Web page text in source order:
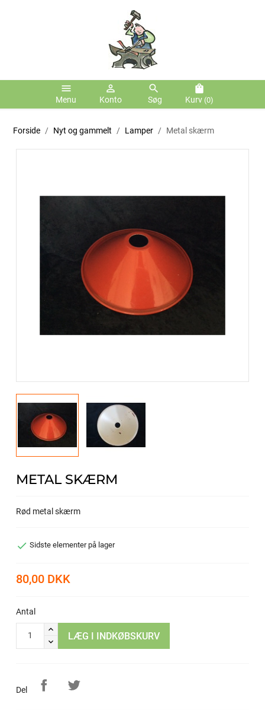
menu
Menu
person_outline
Konto
search
Søg
shopping_bag
Kurv (0)
Forside Nyt og gammelt Lamper Metal skærm
METAL SKÆRM
Rød metal skærm
 Sidste elementer på lager
80,00 DKK
Antal
LÆG I INDKØBSKURV
Del